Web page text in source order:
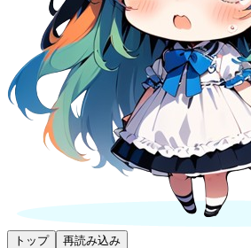
トップ 再読み込み